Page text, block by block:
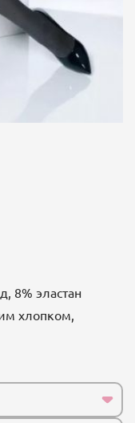
8% эластан
хлопком,